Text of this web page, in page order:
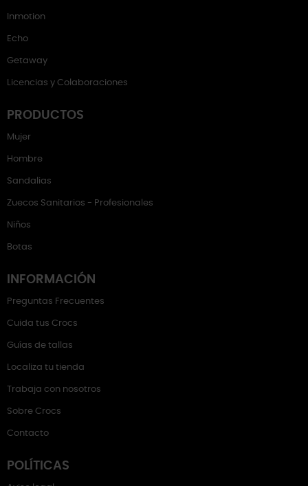
Inmotion
Echo
Getaway
Licencias y Colaboraciones
PRODUCTOS
Mujer
Hombre
Sandalias
Zuecos Sanitarios - Profesionales
Niños
Botas
INFORMACIÓN
Preguntas Frecuentes
Cuida tus Crocs
Guías de tallas
Localiza tu tienda
Trabaja con nosotros
Sobre Crocs
Contacto
POLÍTICAS